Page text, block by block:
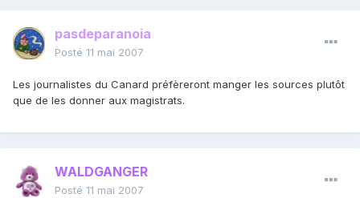
pasdeparanoia
Posté 11 mai 2007
Les journalistes du Canard préfèreront manger les sources plutôt
que de les donner aux magistrats.
WALDGANGER
Posté 11 mai 2007